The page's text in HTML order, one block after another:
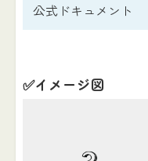
公式ドキュメント
✅イメージ図